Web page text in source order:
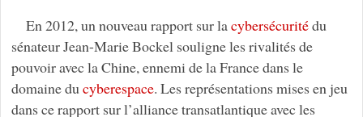
En 2012, un nouveau rapport sur lacybersécuritédu
sénateur Jean-Marie Bockel souligne les rivalités de
pouvoir avec la Chine, ennemi de la France dans le
domaine du cyberespace. Les représentations mises en jeu
dans ce rapport sur l’alliance transatlantique avec les